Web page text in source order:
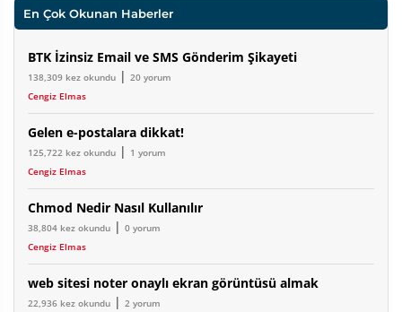
En Çok Okunan Haberler
BTK İzinsiz Email ve SMS Gönderim Şikayeti
138,309 kez okundu | 20 yorum
Cengiz Elmas
Gelen e-postalara dikkat!
125,722 kez okundu | 1 yorum
Cengiz Elmas
Chmod Nedir Nasıl Kullanılır
38,804 kez okundu | 0 yorum
Cengiz Elmas
web sitesi noter onaylı ekran görüntüsü almak
22,936 kez okundu | 2 yorum